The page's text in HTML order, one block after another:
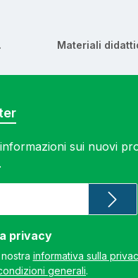
Materiali
sui nuovi
privacy
informativa sulla
generali.